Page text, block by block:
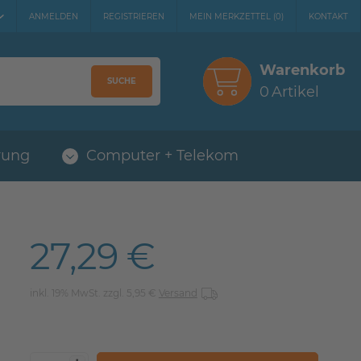
ANMELDEN REGISTRIEREN MEIN MERKZETTEL (0) KONTAKT
SUCHE
Warenkorb
0Artikel
Computer + Telekom
27,29 €
inkl. 19% MwSt. zzgl. 5,95 € Versand